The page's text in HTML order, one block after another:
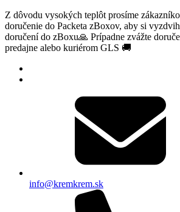
Z dôvodu vysokých teplôt prosíme
doručenie do Packeta zBoxov, aby si
doručení do zBoxu🙏 Prípadne zvážte
predajne alebo kuriérom GLS 🚚
info@kremkrem.sk